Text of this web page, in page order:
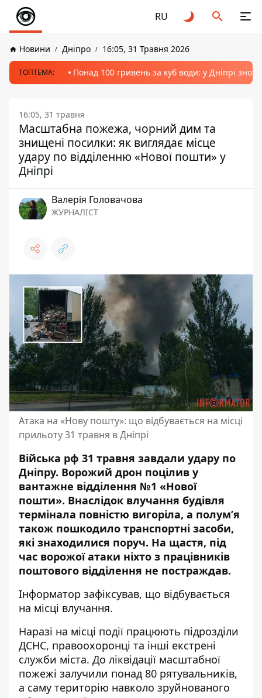
RU
Новини Дніпро 16:05, 31 Травня 2026
ТОПТЕМА: Понад 100 гривень за куб води: у Дніпрі
16:05, 31 травня
Масштабна пожежа, чорний дим та
знищені посилки: як виглядає місце
удару по відділенню «Нової пошти» у
Дніпрі
Валерія Головачова
ЖУРНАЛІСТ
Атака на «Нову пошту»: що відбувається на місці
прильоту 31 травня в Дніпрі
Війська рф 31 травня завдали удару по
Дніпру. Ворожий дрон поцілив у
вантажне відділення №1 «Нової
пошти». Внаслідок влучання будівля
термінала повністю вигоріла, а полум’я
також пошкодило транспортні засоби,
які знаходилися поруч. На щастя, під
час ворожої атаки ніхто з працівників
поштового відділення не постраждав.
Інформатор зафіксував, що відбувається
на місці влучання.
Наразі на місці події працюють підрозділи
ДСНС, правоохоронці та інші екстрені
служби міста. До ліквідації масштабної
пожежі залучили понад 80 рятувальників,
а саму територію навколо зруйнованого